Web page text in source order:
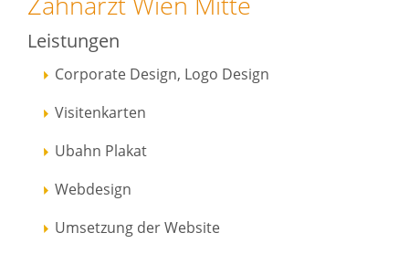
Leistungen
Corporate Design, Logo Design
Visitenkarten
Ubahn Plakat
Webdesign
Umsetzung der Website